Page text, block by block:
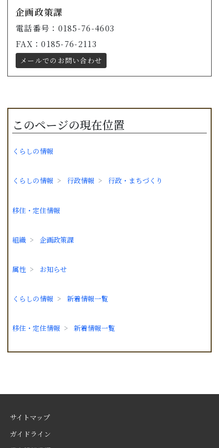
企画政策課
電話番号：0185-76-4603
FAX：0185-76-2113
メールでのお問い合わせ
このページの現在位置
くらしの情報
くらしの情報 行政情報 行政・まちづくり
移住・定住情報
組織 企画政策課
属性 お知らせ
くらしの情報 新着情報一覧
移住・定住情報 新着情報一覧
サイトマップ
ガイドライン